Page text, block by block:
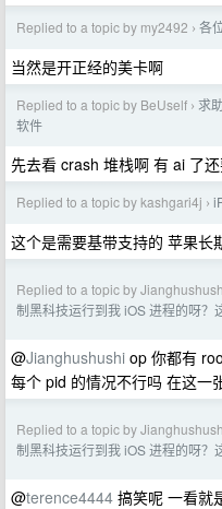
Replied to a topic by my2492 › 各
当然是开正经的美卡啊
Replied to a topic by BeUself › 求
软件
先去看 crash 堆栈啊 有 ai 了
Replied to a topic by kashgari4j ›
这个是需要基带支持的 苹果长
Replied to a topic by
制黑科技运行到我 iOS 进程的呀？
@Jianghushushi op 你都有
每个 pid 的情况不行吗 在这一
Replied to a topic by
制黑科技运行到我 iOS 进程的呀？
@terence4444 搞笑呢 一看就